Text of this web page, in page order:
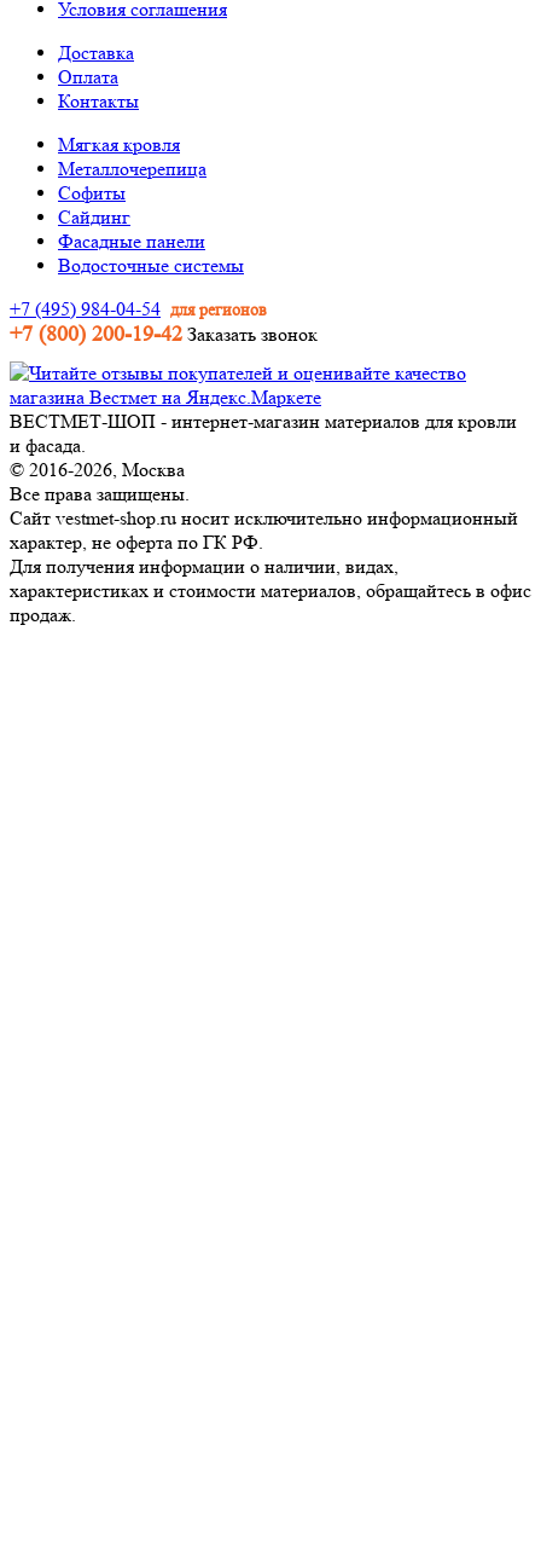
Условия соглашения
Доставка
Оплата
Контакты
Мягкая кровля
Металлочерепица
Софиты
Сайдинг
Фасадные панели
Водосточные системы
+7 (495) 984-04-54 для регионов
+7 (800) 200-19-42 Заказать звонок
ВЕСТМЕТ-ШОП - интернет-магазин материалов для кровли
и фасада.
© 2016-2026, Москва
Все права защищены.
Сайт vestmet-shop.ru носит исключительно информационный
характер, не оферта по ГК РФ.
Для получения информации о наличии, видах,
характеристиках и стоимости материалов, обращайтесь в офис
продаж.